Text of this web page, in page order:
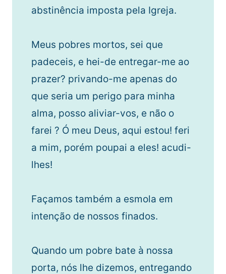
abstinência imposta pela Igreja.
Meus pobres mortos, sei que
padeceis, e hei-de entregar-me ao
prazer? privando-me apenas do
que seria um perigo para minha
alma, posso aliviar-vos, e não o
farei ? Ó meu Deus, aqui estou! feri
a mim, porém poupai a eles! acudi-
lhes!
Façamos também a esmola em
intenção de nossos finados.
Quando um pobre bate à nossa
porta, nós lhe dizemos, entregando